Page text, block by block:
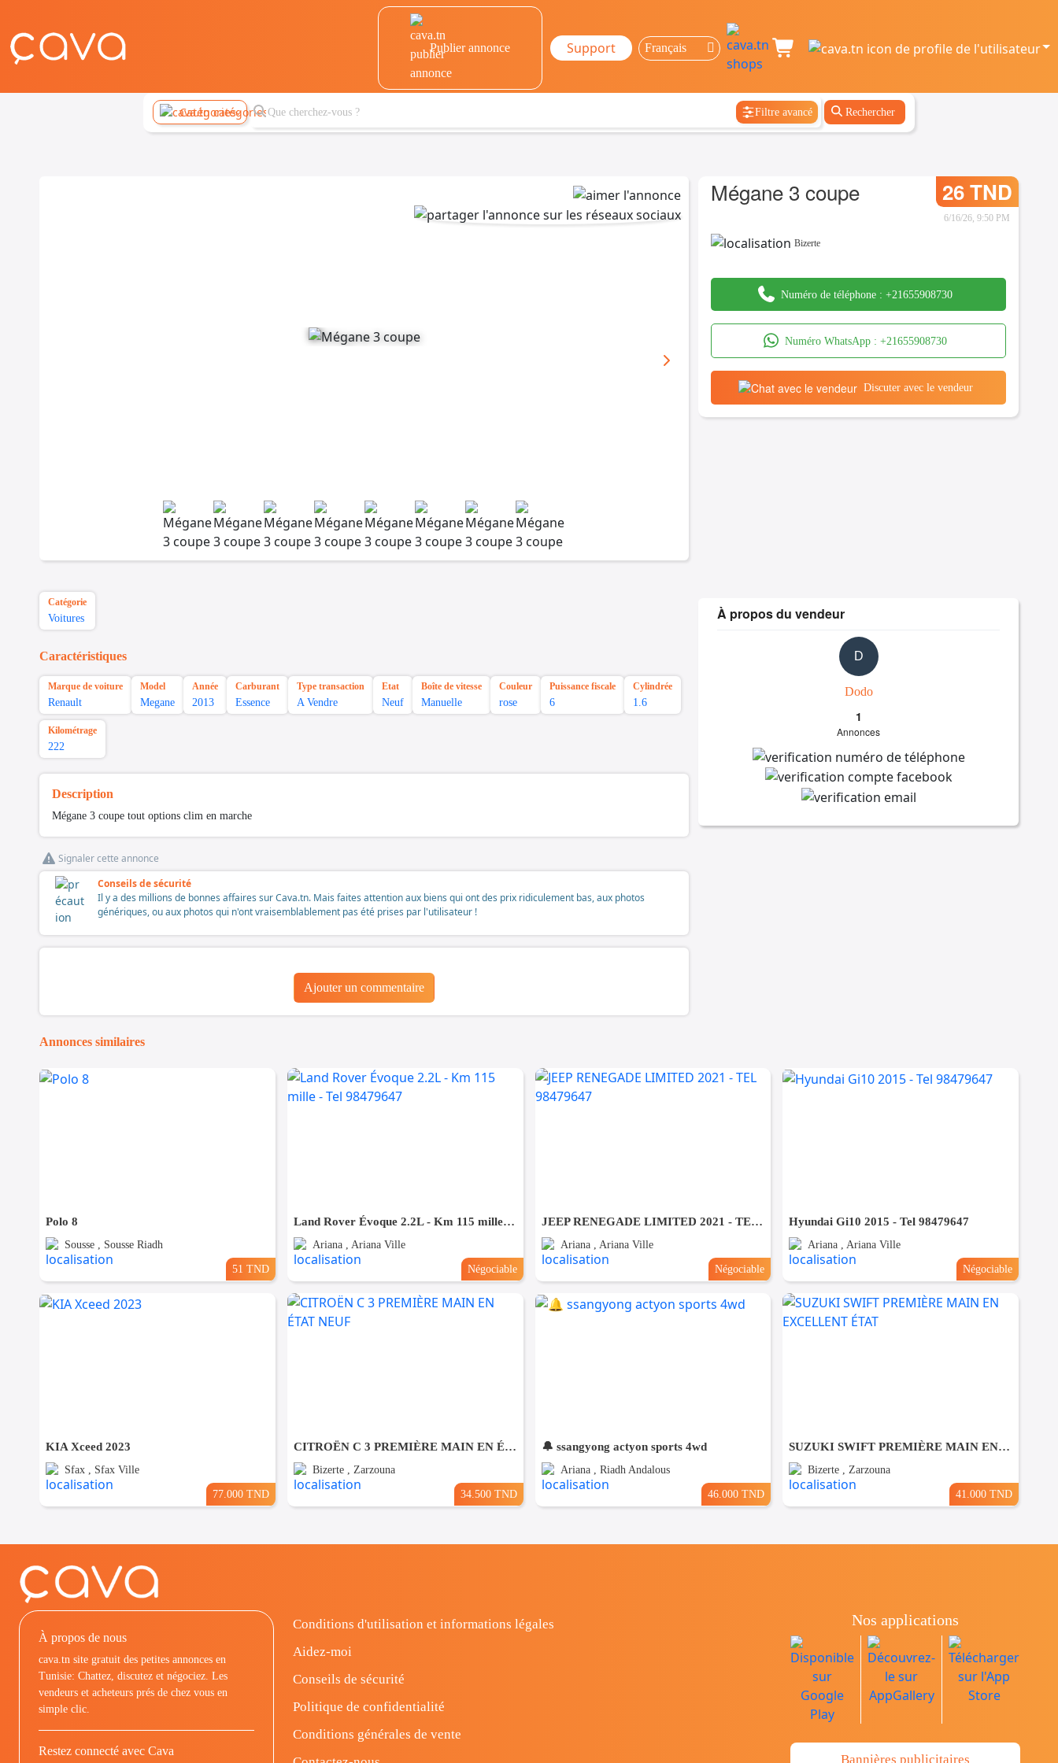
Publier annonce Support
Catégories Filtre avancé Rechercher
Mégane 3 coupe 26 TND
6/16/26, 9:50 PM
Bizerte
Numéro de téléphone :+21655908730
Numéro WhatsApp : +21655908730
Discuter avec le vendeur
Catégorie
Voitures
Caractéristiques
Marque de voiture
Renault
Model
Megane
Année
2013
Carburant
Essence
Type transaction
A Vendre
Etat
Neuf
Boîte de vitesse
Manuelle
Couleur
rose
Puissance fiscale
6
Cylindrée
1.6
Kilométrage
222
Description
Mégane 3 coupe tout options clim en marche
Signaler cette annonce
Conseils de sécurité
Il y a des millions de bonnes affaires sur Cava.tn. Mais faites attention aux biens qui ont des prix ridiculement bas, aux photos
génériques, ou aux photos qui n'ont vraisemblablement pas été prises par l'utilisateur !
Ajouter un commentaire
À propos du vendeur
D
Dodo
1
Annonces
Annonces similaires
Polo 8
Sousse , Sousse Riadh
51 TND
Land Rover Évoque 2.2L - Km 115 mille - Tel 98479647
Ariana , Ariana Ville
Négociable
JEEP RENEGADE LIMITED 2021 - TEL 98479647
Ariana , Ariana Ville
Négociable
Hyundai Gi10 2015 - Tel 98479647
Ariana , Ariana Ville
Négociable
KIA Xceed 2023
Sfax , Sfax Ville
77.000 TND
CITROËN C 3 PREMIÈRE MAIN EN ÉTAT NEUF
Bizerte , Zarzouna
34.500 TND
🔔 ssangyong actyon sports 4wd
Ariana , Riadh Andalous
46.000 TND
SUZUKI SWIFT PREMIÈRE MAIN EN EXCELLENT ÉTAT
Bizerte , Zarzouna
41.000 TND
À propos de nous
cava.tn site gratuit des petites annonces en
Tunisie: Chattez, discutez et négociez. Les
vendeurs et acheteurs prés de chez vous en
simple clic.
Restez connecté avec Cava
Conditions d'utilisation et informations légales
Aidez-moi
Conseils de sécurité
Politique de confidentialité
Conditions générales de vente
Nos applications
Bannières publicitaires